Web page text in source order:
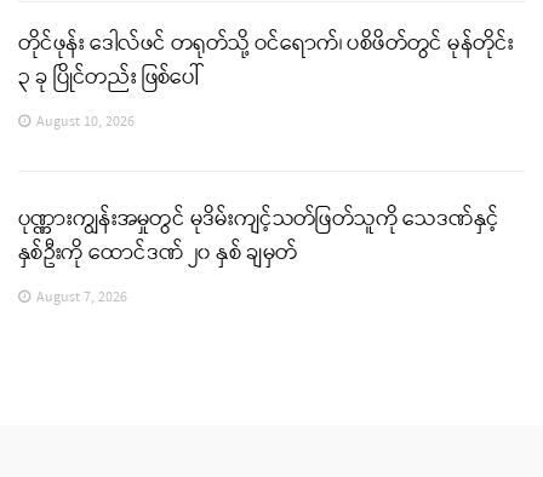
တိုင်ဖုန်း ဒေါလ်ဖင် တရုတ်သို့ ဝင်ရောက်၊ ပစိဖိတ်တွင် မုန်တိုင်း
၃ ခု ပြိုင်တည်း ဖြစ်ပေါ်
August 10, 2026
ပုဏ္ဏားကျွန်းအမှုတွင် မုဒိမ်းကျင့်သတ်ဖြတ်သူကို သေဒဏ်နှင့်
နှစ်ဦးကို ထောင်ဒဏ် ၂၀ နှစ် ချမှတ်
August 7, 2026